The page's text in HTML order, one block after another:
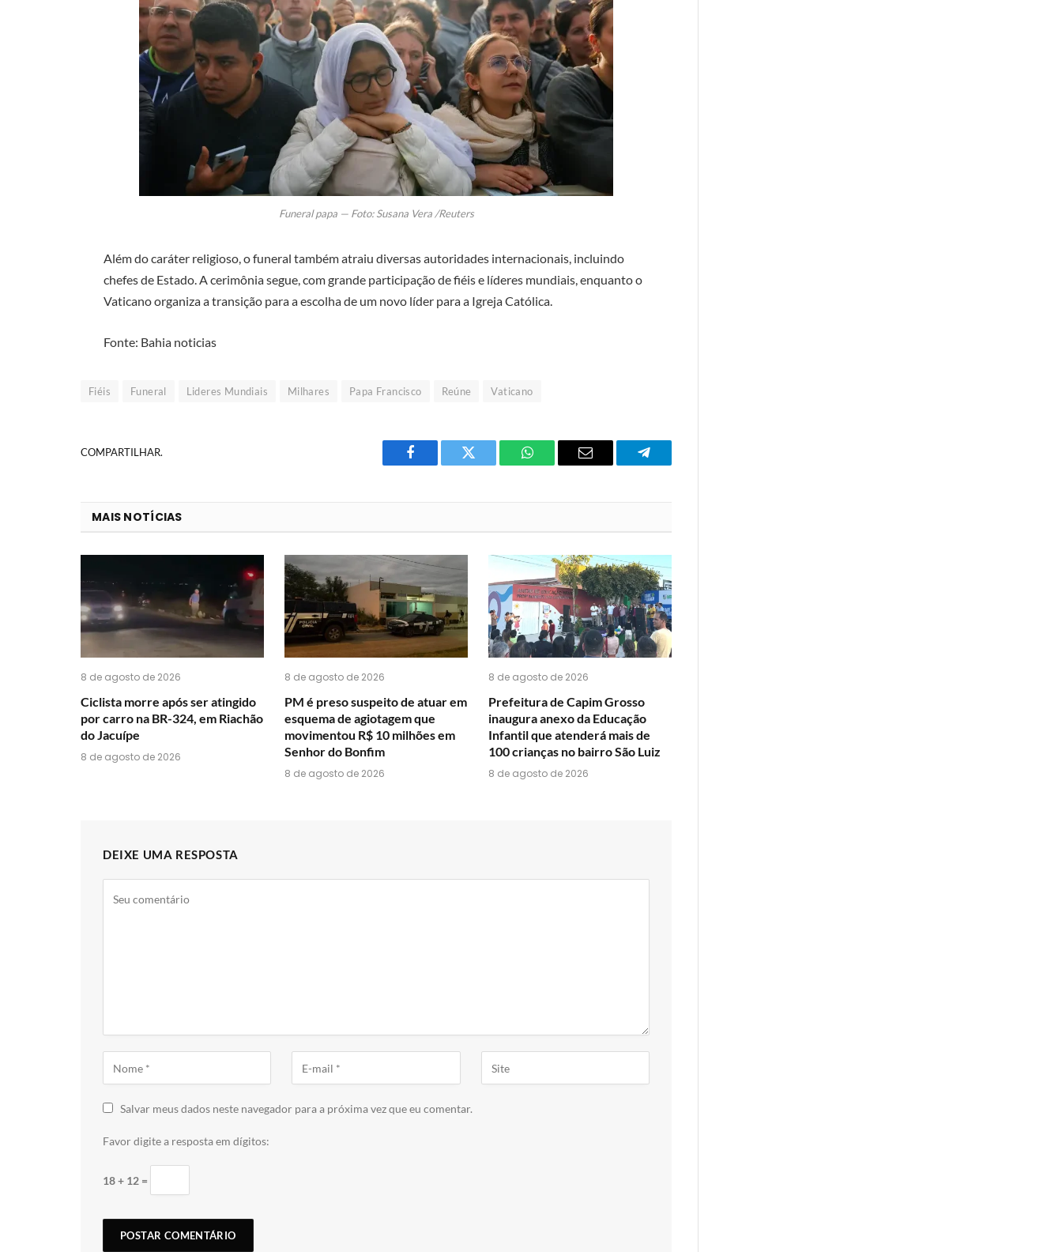
Funeral papa — Foto: Susana Vera /Reuters
Além do caráter religioso, o funeral também atraiu diversas autoridades internacionais, incluindo
chefes de Estado. A cerimônia segue, com grande participação de fiéis e líderes mundiais, enquanto o
Vaticano organiza a transição para a escolha de um novo líder para a Igreja Católica.
Fonte: Bahia noticias
Fiéis Funeral Lideres Mundiais Milhares Papa Francisco Reúne Vaticano
COMPARTILHAR.
Facebook Twitter
O
do
WhatsApp?
E-
Telegrama
MAIS NOTÍCIAS
8 de agosto de 2026
Ciclista morre após ser atingido
por carro na BR-324, em Riachão
do Jacuípe
8 de agosto de 2026
8 de agosto de 2026
PM é preso suspeito de atuar em
esquema de agiotagem que
movimentou R$ 10 milhões em
Senhor do Bonfim
8 de agosto de 2026
8 de agosto de 2026
Prefeitura de Capim Grosso
inaugura anexo da Educação
Infantil que atenderá mais de
100 crianças no bairro São Luiz
8 de agosto de 2026
DEIXE UMA RESPOSTA
Salvar meus dados neste navegador para a próxima vez que eu comentar.
Favor digite a resposta em dígitos:
18 + 12 =